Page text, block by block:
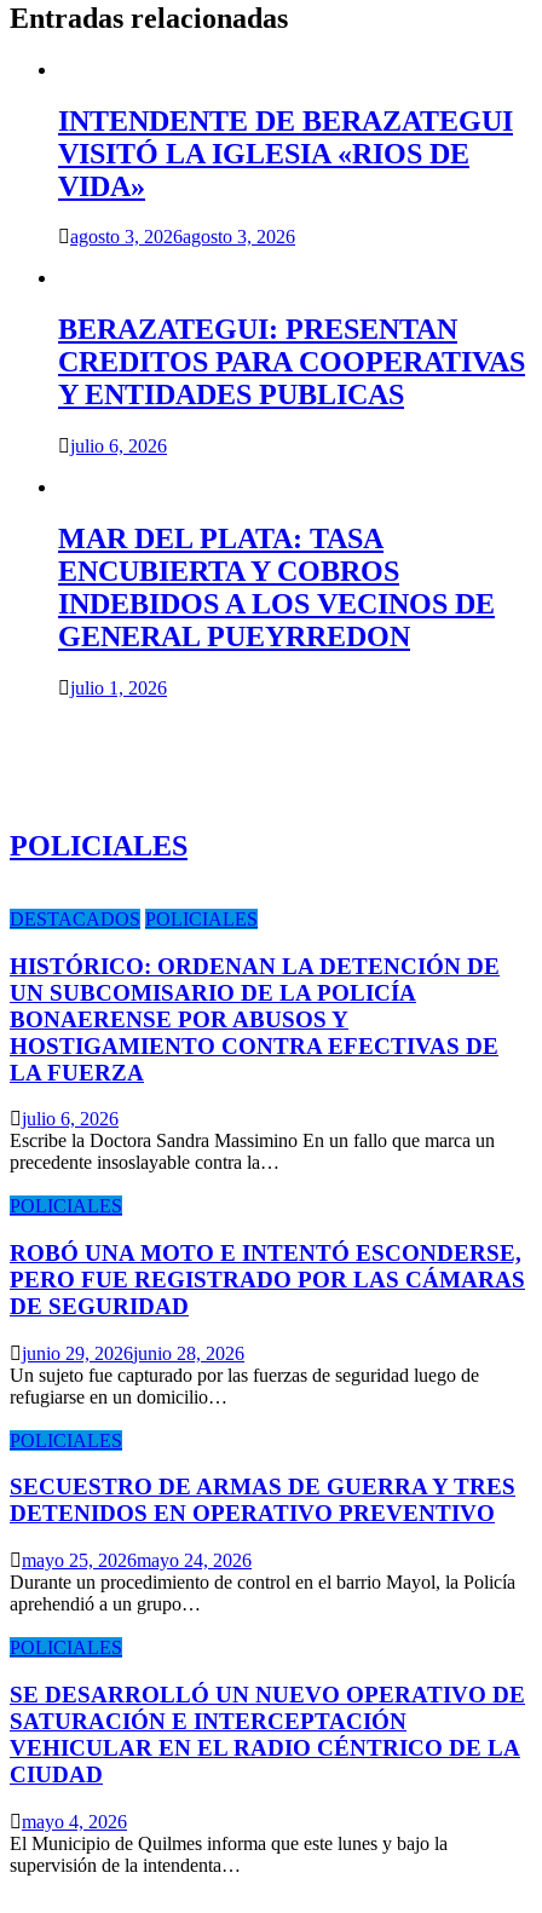
Entradas relacionadas
INTENDENTE DE BERAZATEGUI
VISITÓ LA IGLESIA «RIOS DE
VIDA»
agosto 3, 2026agosto 3, 2026
BERAZATEGUI: PRESENTAN
CREDITOS PARA COOPERATIVAS
Y ENTIDADES PUBLICAS
julio 6, 2026
MAR DEL PLATA: TASA
ENCUBIERTA Y COBROS
INDEBIDOS A LOS VECINOS DE
GENERAL PUEYRREDON
julio 1, 2026
POLICIALES
DESTACADOS POLICIALES
HISTÓRICO: ORDENAN LA DETENCIÓN DE
UN SUBCOMISARIO DE LA POLICÍA
BONAERENSE POR ABUSOS Y
HOSTIGAMIENTO CONTRA EFECTIVAS DE
LA FUERZA
julio 6, 2026
Escribe la Doctora Sandra Massimino En un fallo que marca un
precedente insoslayable contra la…
POLICIALES
ROBÓ UNA MOTO E INTENTÓ ESCONDERSE,
PERO FUE REGISTRADO POR LAS CÁMARAS
DE SEGURIDAD
junio 29, 2026junio 28, 2026
Un sujeto fue capturado por las fuerzas de seguridad luego de
refugiarse en un domicilio…
POLICIALES
SECUESTRO DE ARMAS DE GUERRA Y TRES
DETENIDOS EN OPERATIVO PREVENTIVO
mayo 25, 2026mayo 24, 2026
Durante un procedimiento de control en el barrio Mayol, la Policía
aprehendió a un grupo…
POLICIALES
SE DESARROLLÓ UN NUEVO OPERATIVO DE
SATURACIÓN E INTERCEPTACIÓN
VEHICULAR EN EL RADIO CÉNTRICO DE LA
CIUDAD
mayo 4, 2026
El Municipio de Quilmes informa que este lunes y bajo la
supervisión de la intendenta…